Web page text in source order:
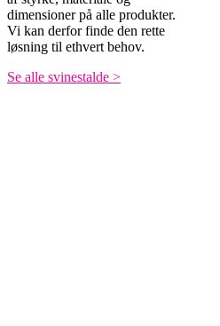
dimensioner på alle produkter.
Vi kan derfor finde den rette
løsning til ethvert behov.
Se alle svinestalde >